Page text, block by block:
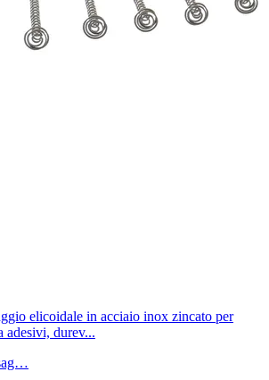
elicoidale in acciaio inox zincato per
adesivi, durev...